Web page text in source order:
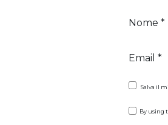
Nome *
Email *
Salva il
By using